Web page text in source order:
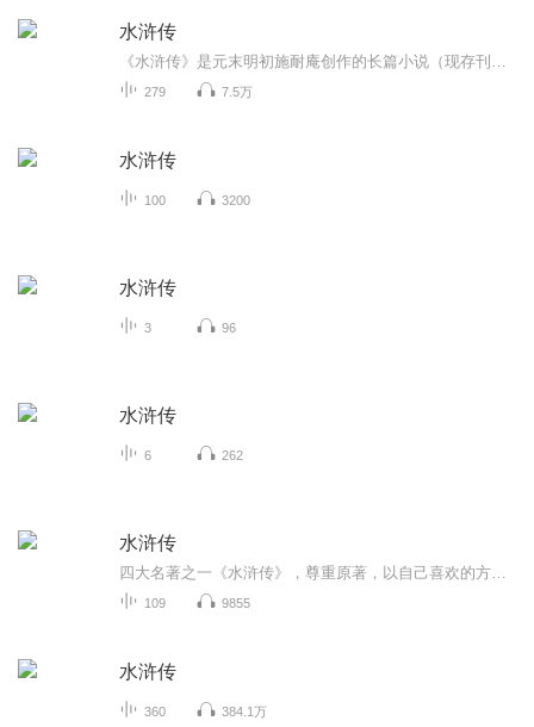
水浒传
279 7.5万
水浒传
100 3200
水浒传
3 96
水浒传
6 262
水浒传
109 9855
水浒传
360 384.1万